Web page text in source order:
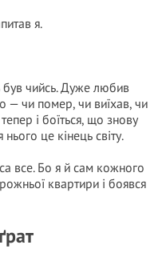
я.
був чийсь. Дуже любив
— чи помeр, чи виїхав, чи
і боїться, що знову
це кінець світу.
все. Бо я й сам кожного
квартири і боявся